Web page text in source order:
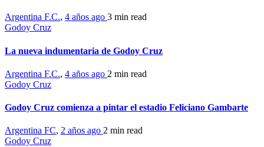
Argentina F.C., 4 años ago 3 min read
Godoy Cruz
La nueva indumentaria de Godoy Cruz
Argentina F.C., 4 años ago 2 min read
Godoy Cruz
Godoy Cruz comienza a pintar el estadio Feliciano Gambarte
Argentina FC, 2 años ago 2 min read
Godoy Cruz